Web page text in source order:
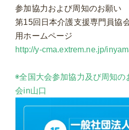
参加協力および周知のお願い
第15回日本介護支援専門員協
用ホームページ
http://y-cma.extrem.ne.jp/
◉全国大会参加協力及び周知の
会in山口